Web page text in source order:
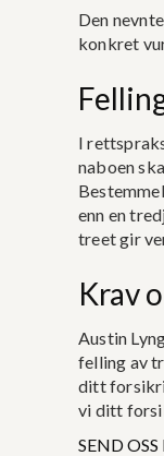
Den
konkret
I
naboen
enn en
treet gir
Krav
Austin
felling av
ditt
vi ditt
SEND